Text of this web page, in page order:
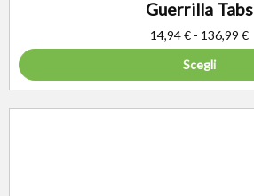
Guerrilla Tabs
14,94€ - 136,99 €
Scegli